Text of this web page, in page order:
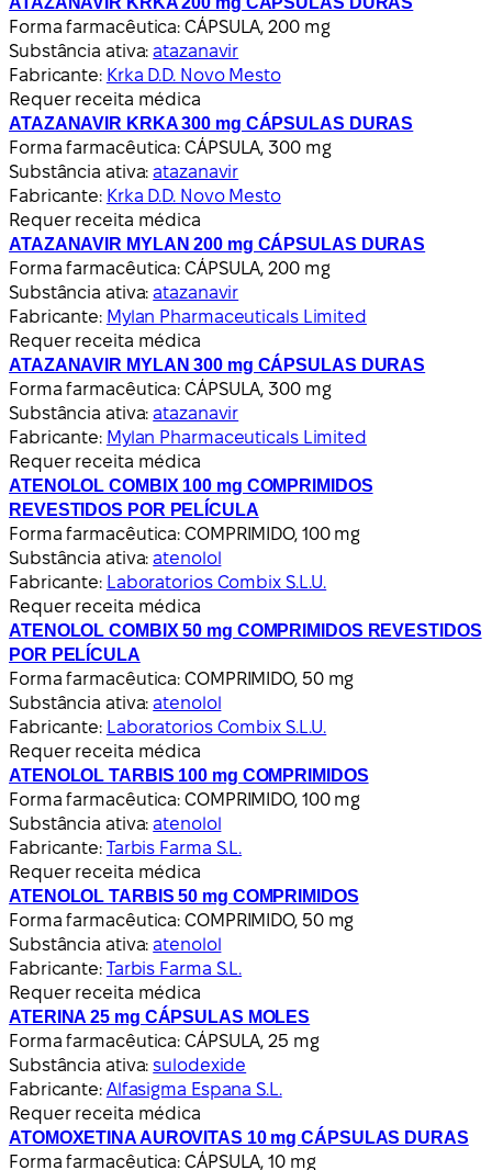
Forma farmacêutica: CÁPSULA, 200 mg
Substância ativa:atazanavir
Fabricante: Krka D.D. Novo Mesto
Requer receita médica
ATAZANAVIR KRKA 300 mg CÁPSULAS DURAS
Forma farmacêutica: CÁPSULA, 300 mg
Substância ativa:atazanavir
Fabricante: Krka D.D. Novo Mesto
Requer receita médica
ATAZANAVIR MYLAN 200 mg CÁPSULAS DURAS
Forma farmacêutica: CÁPSULA, 200 mg
Substância ativa:atazanavir
Fabricante: Mylan Pharmaceuticals Limited
Requer receita médica
ATAZANAVIR MYLAN 300 mg CÁPSULAS DURAS
Forma farmacêutica: CÁPSULA, 300 mg
Substância ativa:atazanavir
Fabricante: Mylan Pharmaceuticals Limited
Requer receita médica
ATENOLOL COMBIX 100 mg COMPRIMIDOS
REVESTIDOS POR PELÍCULA
Forma farmacêutica: COMPRIMIDO, 100 mg
Substância ativa:atenolol
Fabricante: Laboratorios Combix S.L.U.
Requer receita médica
ATENOLOL COMBIX 50 mg COMPRIMIDOS REVESTIDOS
POR PELÍCULA
Forma farmacêutica: COMPRIMIDO, 50 mg
Substância ativa:atenolol
Fabricante: Laboratorios Combix S.L.U.
Requer receita médica
ATENOLOL TARBIS 100 mg COMPRIMIDOS
Forma farmacêutica: COMPRIMIDO, 100 mg
Substância ativa:atenolol
Fabricante: Tarbis Farma S.L.
Requer receita médica
ATENOLOL TARBIS 50 mg COMPRIMIDOS
Forma farmacêutica: COMPRIMIDO, 50 mg
Substância ativa:atenolol
Fabricante: Tarbis Farma S.L.
Requer receita médica
ATERINA 25 mg CÁPSULAS MOLES
Forma farmacêutica: CÁPSULA, 25 mg
Substância ativa:sulodexide
Fabricante: Alfasigma Espana S.L.
Requer receita médica
ATOMOXETINA AUROVITAS 10 mg CÁPSULAS DURAS
Forma farmacêutica: CÁPSULA, 10 mg